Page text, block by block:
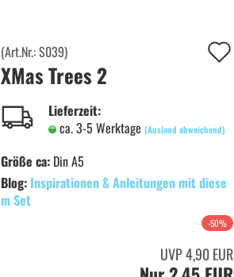
(Art.Nr.:S039)
XMas Trees 2
Lieferzeit:
ca. 3-5 Werktage (Ausland abweichend)
Größe ca: Din A5
Blog: Inspirationen & Anleitungen mit diese
m Set
-50%
UVP 4,90 EUR